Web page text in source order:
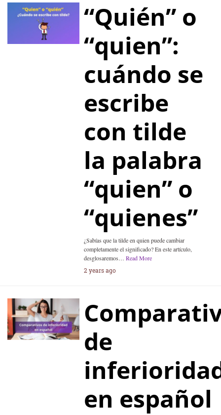
“Quién” o
“quien”:
cuándo se
escribe
con tilde
la palabra
“quien” o
“quienes”
¿Sabías que la tilde en quien puede cambiar
completamente el significado? En este artículo,
desglosaremos… Read More
2 years ago
de
en español